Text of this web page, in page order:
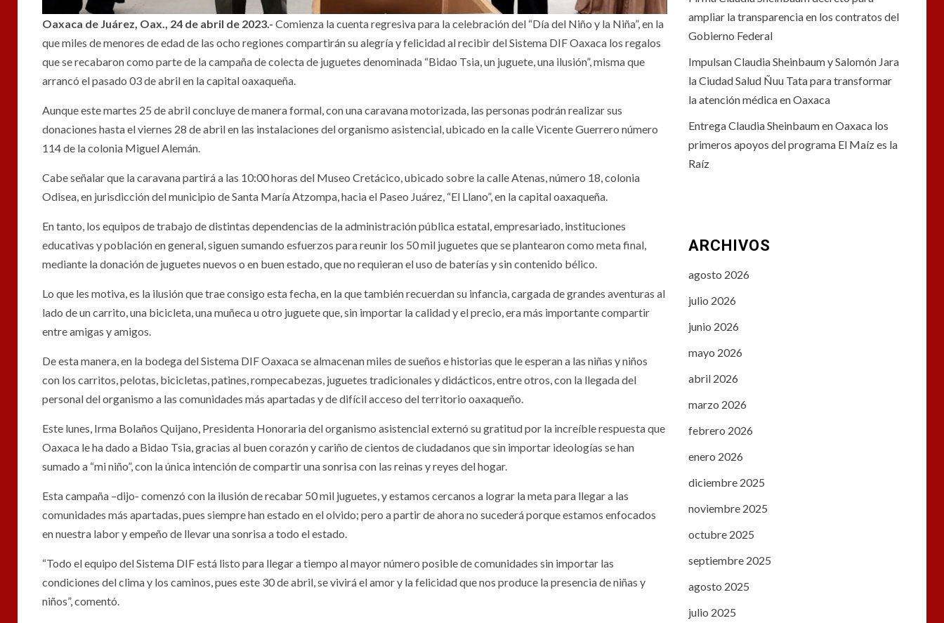
Oaxaca de Juárez, Oax., 24 de abril de 2023.- Comienza la cuenta regresiva para la celebración del “Día del Niño y la Niña”, en la
que miles de menores de edad de las ocho regiones compartirán su alegría y felicidad al recibir del Sistema DIF Oaxaca los regalos
que se recabaron como parte de la campaña de colecta de juguetes denominada “Bidao Tsia, un juguete, una ilusión”, misma que
arrancó el pasado 03 de abril en la capital oaxaqueña.
Aunque este martes 25 de abril concluye de manera formal, con una caravana motorizada, las personas podrán realizar sus
donaciones hasta el viernes 28 de abril en las instalaciones del organismo asistencial, ubicado en la calle Vicente Guerrero número
114 de la colonia Miguel Alemán.
Cabe señalar que la caravana partirá a las 10:00 horas del Museo Cretácico, ubicado sobre la calle Atenas, número 18, colonia
Odisea, en jurisdicción del municipio de Santa María Atzompa, hacia el Paseo Juárez, “El Llano”, en la capital oaxaqueña.
En tanto, los equipos de trabajo de distintas dependencias de la administración pública estatal, empresariado, instituciones
educativas y población en general, siguen sumando esfuerzos para reunir los 50 mil juguetes que se plantearon como meta final,
mediante la donación de juguetes nuevos o en buen estado, que no requieran el uso de baterías y sin contenido bélico.
Lo que les motiva, es la ilusión que trae consigo esta fecha, en la que también recuerdan su infancia, cargada de grandes aventuras al
lado de un carrito, una bicicleta, una muñeca u otro juguete que, sin importar la calidad y el precio, era más importante compartir
entre amigas y amigos.
De esta manera, en la bodega del Sistema DIF Oaxaca se almacenan miles de sueños e historias que le esperan a las niñas y niños
con los carritos, pelotas, bicicletas, patines, rompecabezas, juguetes tradicionales y didácticos, entre otros, con la llegada del
personal del organismo a las comunidades más apartadas y de difícil acceso del territorio oaxaqueño.
Este lunes, Irma Bolaños Quijano, Presidenta Honoraria del organismo asistencial externó su gratitud por la increíble respuesta que
Oaxaca le ha dado a Bidao Tsia, gracias al buen corazón y cariño de cientos de ciudadanos que sin importar ideologías se han
sumado a “mi niño”, con la única intención de compartir una sonrisa con las reinas y reyes del hogar.
Esta campaña –dijo- comenzó con la ilusión de recabar 50 mil juguetes, y estamos cercanos a lograr la meta para llegar a las
comunidades más apartadas, pues siempre han estado en el olvido; pero a partir de ahora no sucederá porque estamos enfocados
en nuestra labor y empeño de llevar una sonrisa a todo el estado.
“Todo el equipo del Sistema DIF está listo para llegar a tiempo al mayor número posible de comunidades sin importar las
condiciones del clima y los caminos, pues este 30 de abril, se vivirá el amor y la felicidad que nos produce la presencia de niñas y
niños”, comentó.
ampliar la transparencia en los contratos del
Gobierno Federal
Impulsan Claudia Sheinbaum y Salomón Jara
la Ciudad Salud Ñuu Tata para transformar
la atención médica en Oaxaca
Entrega Claudia Sheinbaum en Oaxaca los
primeros apoyos del programa El Maíz es la
Raíz
ARCHIVOS
agosto 2026
julio 2026
junio 2026
mayo 2026
abril 2026
marzo 2026
febrero 2026
enero 2026
diciembre 2025
noviembre 2025
octubre 2025
septiembre 2025
agosto 2025
julio 2025